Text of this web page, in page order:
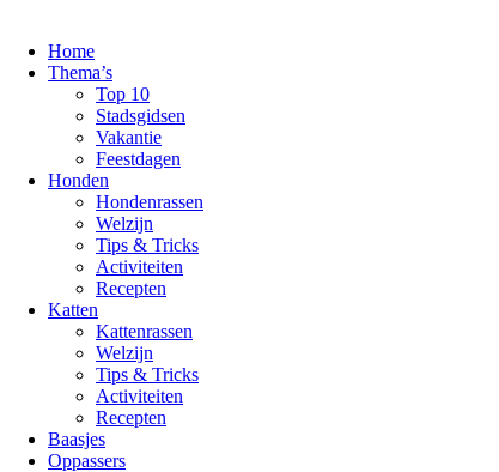
inhoud
Home
Thema’s
Top 10
Stadsgidsen
Vakantie
Feestdagen
Honden
Hondenrassen
Welzijn
Tips & Tricks
Activiteiten
Recepten
Katten
Kattenrassen
Welzijn
Tips & Tricks
Activiteiten
Recepten
Baasjes
Oppassers